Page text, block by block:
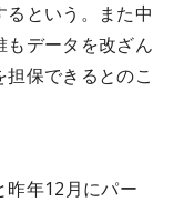
るという。また中
もデータを改ざん
保できるとのこ
昨年12月にパー